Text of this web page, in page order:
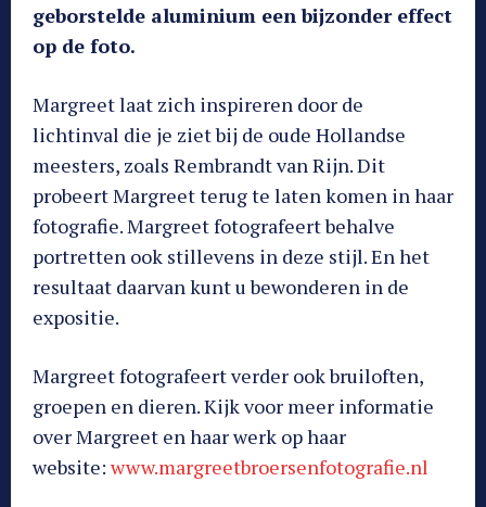
geborstelde aluminium een bijzonder effect
op de foto.
Margreet laat zich inspireren door de
lichtinval die je ziet bij de oude Hollandse
meesters, zoals Rembrandt van Rijn. Dit
probeert Margreet terug te laten komen in haar
fotografie. Margreet fotografeert behalve
portretten ook stillevens in deze stijl. En het
resultaat daarvan kunt u bewonderen in de
expositie.
Margreet fotografeert verder ook bruiloften,
groepen en dieren. Kijk voor meer informatie
over Margreet en haar werk op haar
website: www.margreetbroersenfotografie.nl